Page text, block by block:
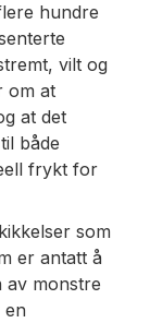
hundre
vilt og
om at
at det
både
frykt for
som
er antatt å
av monstre
en